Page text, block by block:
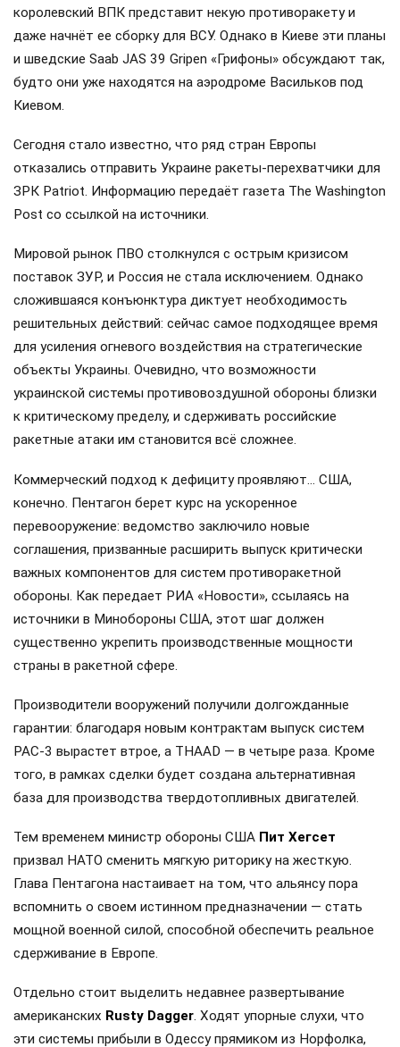
королевский ВПК представит некую противоракету и
даже начнёт ее сборку для ВСУ. Однако в Киеве эти планы
и шведские Saab JAS 39 Gripen «Грифоны» обсуждают так,
будто они уже находятся на аэродроме Васильков под
Киевом.
Сегодня стало известно, что ряд стран Европы
отказались отправить Украине ракеты-перехватчики для
ЗРК Patriot. Информацию передаёт газета The Washington
Post со ссылкой на источники.
Мировой рынок ПВО столкнулся с острым кризисом
поставок ЗУР, и Россия не стала исключением. Однако
сложившаяся конъюнктура диктует необходимость
решительных действий: сейчас самое подходящее время
для усиления огневого воздействия на стратегические
объекты Украины. Очевидно, что возможности
украинской системы противовоздушной обороны близки
к критическому пределу, и сдерживать российские
ракетные атаки им становится всё сложнее.
Коммерческий подход к дефициту проявляют… США,
конечно. Пентагон берет курс на ускоренное
перевооружение: ведомство заключило новые
соглашения, призванные расширить выпуск критически
важных компонентов для систем противоракетной
обороны. Как передает РИА «Новости», ссылаясь на
источники в Минобороны США, этот шаг должен
существенно укрепить производственные мощности
страны в ракетной сфере.
Производители вооружений получили долгожданные
гарантии: благодаря новым контрактам выпуск систем
PAC-3 вырастет втрое, а THAAD — в четыре раза. Кроме
того, в рамках сделки будет создана альтернативная
база для производства твердотопливных двигателей.
Тем временем министр обороны США Пит Хегсет
призвал НАТО сменить мягкую риторику на жесткую.
Глава Пентагона настаивает на том, что альянсу пора
вспомнить о своем истинном предназначении — стать
мощной военной силой, способной обеспечить реальное
сдерживание в Европе.
Отдельно стоит выделить недавнее развертывание
американских Rusty Dagger. Ходят упорные слухи, что
эти системы прибыли в Одессу прямиком из Норфолка,